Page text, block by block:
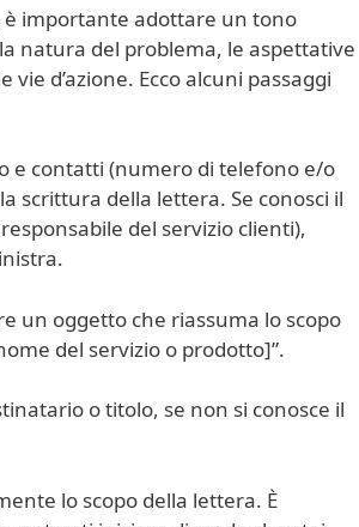
è importante adottare un tono
natura del problema, le aspettative
d’azione. Ecco alcuni passaggi
e contatti (numero di telefono e/o
scrittura della lettera. Se conosci il
del servizio clienti),
un oggetto che riassuma lo scopo
del servizio o prodotto]”.
o titolo, se non si conosce il
lo scopo della lettera. È